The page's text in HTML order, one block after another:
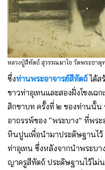
หลวงปู่สีทัตถ์ สุวรรณมาโจ วัดพระธาตุ
ซึ่งท่านพระอาจารย์สีทัตถ์ได้ส
ชาวท่าอุเทนและสองฝั่งโขงเฉ
สิกขาบท ครั้งที่ ๒ ของท่านนั้น
อาถรรพ์ของ “พระบาง” ที่พระ
หินปูนเพื่อนํามาประดิษฐานไว้
ท่าอุเทน ซึ่งหลังจากนําพระบ
ญาครูสีทัตถ์ ประดิษฐานไว้ไม่